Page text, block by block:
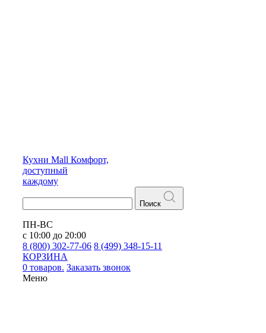
Кухни Mall Комфорт,
доступный
каждому
Поиск
ПН-ВС
с 10:00 до 20:00
8 (800) 302-77-06 8 (499) 348-15-11
КОРЗИНА
0 товаров. Заказать звонок
Меню